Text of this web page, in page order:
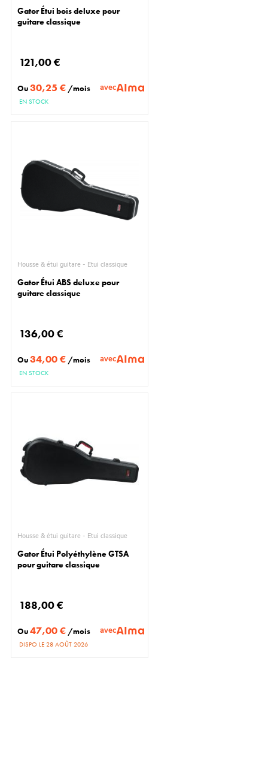
Gator Étui bois deluxe pour
guitare classique
121,00 €
Ou30,25 € /mois avec
EN STOCK
Housse & étui guitare - Étui classique
Gator Étui ABS deluxe pour
guitare classique
136,00 €
Ou34,00 € /mois avec
EN STOCK
Housse & étui guitare - Étui classique
Gator Étui Polyéthylène GTSA
pour guitare classique
188,00 €
Ou47,00 € /mois avec
DISPO LE 28 AOÛT 2026